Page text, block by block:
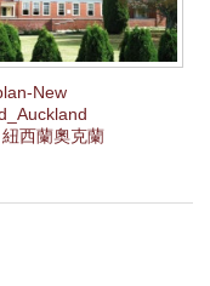
New
西蘭奧克蘭